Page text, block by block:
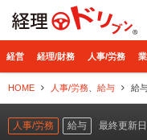
経営 経理/財務 人事/労務
HOME 人事/労務 給与 給
人事/労務 給与 最終更新